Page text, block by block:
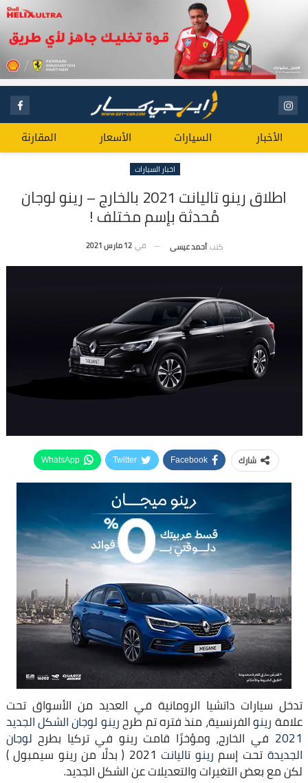
الأخبار السيارات الأسعار المقارنة
اخبار السيارات
اطلاق رينو تاليانت 2021 بالخارج – رينو لوجان
مُحدثة بإسم مختلف !
كتب أحمد عيسى في 12 مارس 2021
شارك Facebook
Twitter
WhatsApp
تدخل سيارات داتشيا الرومانية في العديد من الأسواق تحت
علامةرينوالفرنسية، منذ فتره تم طرحرينو لوجان الشكل الجديد
2021 في الخارج، ومؤخرًا قامت رينو في تركيا بطرح لوجان
الجديدة تحت إسم رينو تاليانت 2021 ( بدلًا من رينو سيمبول )
لكن مع بعض التغيرات والتعديلات عن الشكل الجديد.